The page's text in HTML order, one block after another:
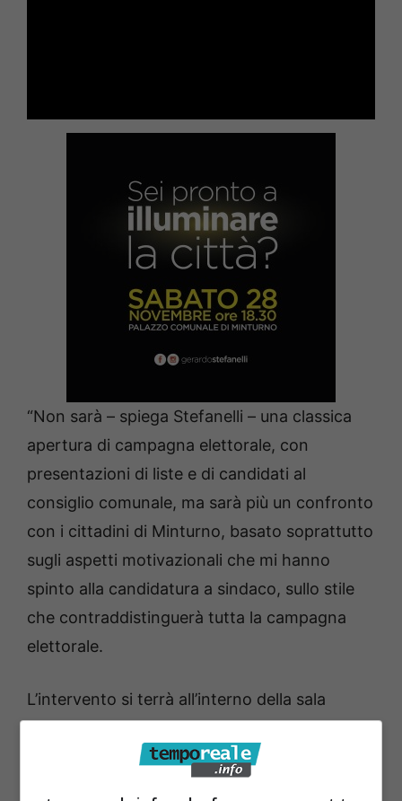
“Non sarà – spiega Stefanelli – una classica
apertura di campagna elettorale, con
presentazioni di liste e di candidati al
consiglio comunale, ma sarà più un confronto
con i cittadini di Minturno, basato soprattutto
sugli aspetti motivazionali che mi hanno
spinto alla candidatura a sindaco, sullo stile
che contraddistinguerà tutta la campagna
elettorale.
L’intervento si terrà all’interno della sala
importante dove si prendono le decisione per